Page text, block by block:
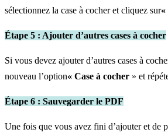
sélectionnez la case à cocher et cliquez sur«
Étape 5 : Ajouter d’autres cases à cocher
Si vous devez ajouter d’autres cases à
nouveau l’option« Case à cocher » et
Étape 6 : Sauvegarder le PDF
Une fois que vous avez fini d’ajouter et de